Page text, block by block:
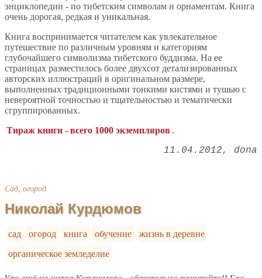
энциклопедии - по тибетским символам и орнаментам. Книга
очень дорогая, редкая и уникальная.
Книга воспринимается читателем как увлекательное
путешествие по различным уровням и категориям
глубочайшего символизма тибетского буддизма. На ее
страницах разместилось более двухсот детализированных
авторских иллюстраций в оригинальном размере,
выполненных традиционными тонкими кистями и тушью с
невероятной точностью и тщательностью и тематически
сгруппированных.
Тираж книги - всего 1000 экземпляров .
11.04.2012 dona
Сад, огород
Николай Курдюмов
сад огород книга обучение
жизнь в деревне
органическое земледелие